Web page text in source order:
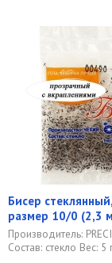
Бисер
размер 10/0 (2,3
Производитель:
Состав: стекло Вес: 5